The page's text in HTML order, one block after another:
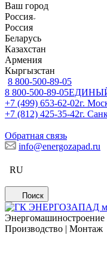
Ваш город
Россия
Россия
Беларусь
Казахстан
Армения
Кыргызстан
8 800-500-89-05
8 800-500-89-05
+7 (499) 653-62-02г.
+7 (812) 425-35-42г.
Обратная связь
info@energozapad.ru
RU
Поиск
Энергомашиностроение
Производство | Монтаж